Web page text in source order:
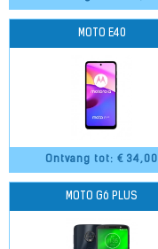
Ontvang tot: € 34,00
MOTO E40
MOTO G6 PLUS